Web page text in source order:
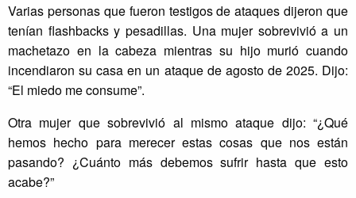
Varias personas que fueron testigos de ataques dijeron que
tenían flashbacks y pesadillas. Una mujer sobrevivió a un
machetazo en la cabeza mientras su hijo murió cuando
incendiaron su casa en un ataque de agosto de 2025. Dijo:
“El miedo me consume”.
Otra mujer que sobrevivió al mismo ataque dijo: “¿Qué
hemos hecho para merecer estas cosas que nos están
pasando? ¿Cuánto más debemos sufrir hasta que esto
acabe?”